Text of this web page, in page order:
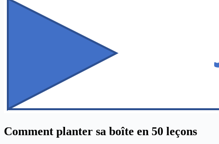
Comment planter sa boîte en 50 leçons